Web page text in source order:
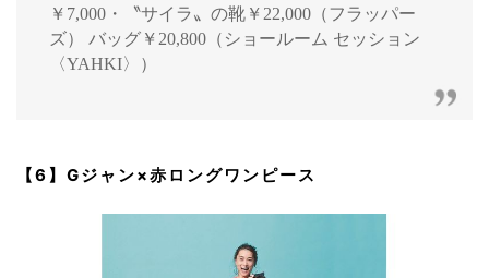
￥7,000・〝サイラ〟の靴￥22,000（フラッパー
ズ） バッグ￥20,800（ショールーム セッション
〈YAHKI〉）
【6】Gジャン×赤ロングワンピース